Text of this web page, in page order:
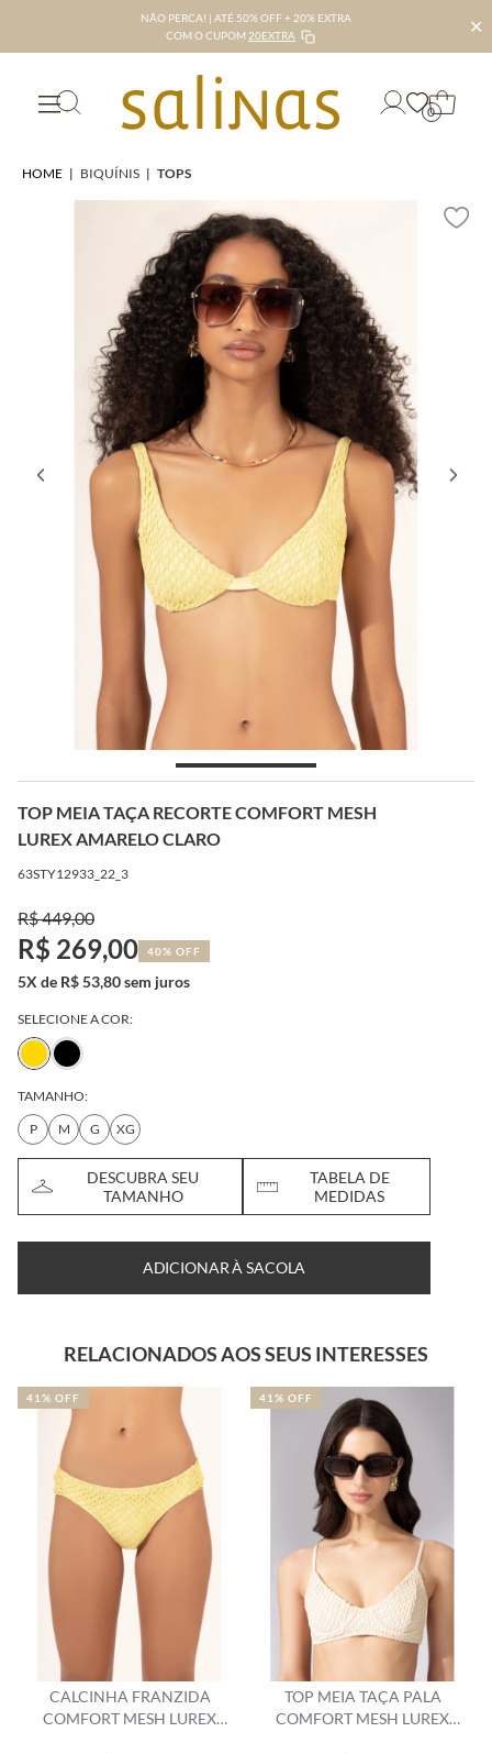
NÃO PERCA! | ATÉ 50% OFF + 20% EXTRA
COM O CUPOM 20EXTRA ✕
0
HOME | BIQUÍNIS | TOPS
TOP MEIA TAÇA RECORTE COMFORT MESH
LUREX AMARELO CLARO
63STY12933_22_3
R$ 449,00
R$ 269,00 40% OFF
5X de R$ 53,80 sem juros
SELECIONE A COR:
TAMANHO:
P
M G XG
DESCUBRA SEU
TAMANHO
TABELA DE
MEDIDAS
ADICIONAR À SACOLA
RELACIONADOS AOS SEUS INTERESSES
CALCINHA FRANZIDA
COMFORT MESH LUREX
41% OFF
TOP MEIA TAÇA PALA
COMFORT MESH LUREX
41% OFF